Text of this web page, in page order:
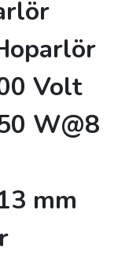
Volt
W@8
mm